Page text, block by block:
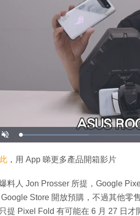
開
啟
載
入
:
2
8
%
，用 App 睇更多產品開箱影片
料人 Jon Prosser 所提，Google
Google Store 開放預購，不過其他零
提 Pixel Fold 有可能在 6 月 27 日才